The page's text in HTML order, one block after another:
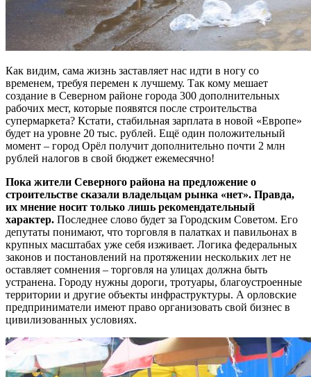
Как видим, сама жизнь заставляет нас идти в ногу со
временем, требуя перемен к лучшему. Так кому мешает
создание в Северном районе города 300 дополнительных
рабочих мест, которые появятся после строительства
супермаркета? Кстати, стабильная зарплата в новой «Европе»
будет на уровне 20 тыс. рублей. Ещё один положительный
момент – город Орёл получит дополнительно почти 2 млн
рублей налогов в свой бюджет ежемесячно!
Пока жители Северного района на предложение о
строительстве сказали владельцам рынка «нет». Правда,
их мнение носит только лишь рекомендательный
характер. Последнее слово будет за Городским Советом. Его
депутаты понимают, что торговля в палатках и павильонах в
крупных масштабах уже себя изживает. Логика федеральных
законов и постановлений на протяжении нескольких лет не
оставляет сомнения – торговля на улицах должна быть
устранена. Городу нужны дороги, тротуары, благоустроенные
территории и другие объекты инфраструктуры. А орловские
предприниматели имеют право организовать свой бизнес в
цивилизованных условиях.